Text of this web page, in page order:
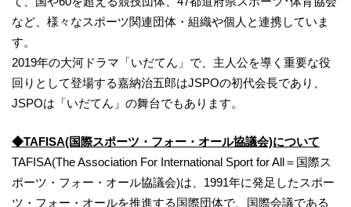
など、様々なスポーツ関連団体・組織や個人と連携していま
す。
2019年の大河ドラマ「いだてん」で、主人公を導く重要な役
回りとして登場する嘉納治五郎はJSPOの初代会長であり、
JSPOは「いだてん」の舞台でもあります。
◆TAFISA(国際スポーツ・フォー・オール協議会)について
TAFISA(The Association For International Sport for All＝国際ス
ポーツ・フォー・オール協議会)は、1991年に発足したスポー
ツ・フォー・オールを推進する国際団体で、国際会議である